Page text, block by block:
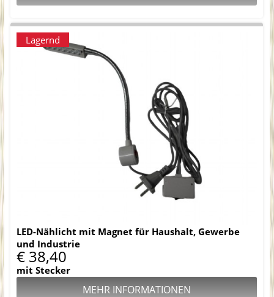
Lagernd
LED-Nählicht mit Magnet für Haushalt, Gewerbe
und Industrie
€ 38,40
mit Stecker
MEHR INFORMATIONEN